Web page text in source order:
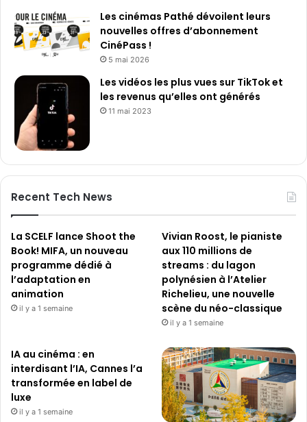
Les cinémas Pathé dévoilent leurs
nouvelles offres d’abonnement
CinéPass !
5 mai 2026
Les vidéos les plus vues sur TikTok et
les revenus qu’elles ont générés
11 mai 2023
Recent Tech News
La SCELF lance Shoot the
Book! MIFA, un nouveau
programme dédié à
l’adaptation en
animation
il y a 1 semaine
Vivian Roost, le pianiste
aux 110 millions de
streams : du lagon
polynésien à l’Atelier
Richelieu, une nouvelle
scène du néo-classique
il y a 1 semaine
IA au cinéma : en
interdisant l’IA, Cannes l’a
transformée en label de
luxe
il y a 1 semaine